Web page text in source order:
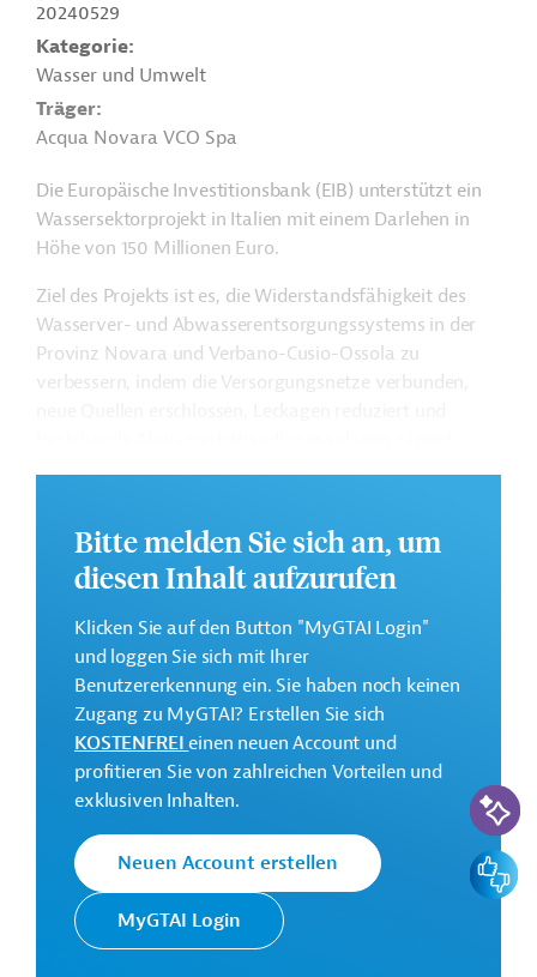
20240529
Kategorie
Wasser und Umwelt
Träger
Acqua Novara VCO Spa
Die Europäische Investitionsbank (EIB) unterstützt ein
Wassersektorprojekt in Italien mit einem Darlehen in
Höhe von 150 Millionen Euro.
Ziel des Projekts ist es, die Widerstandsfähigkeit des
Wasserver- und Abwasserentsorgungssystems in der
Provinz Novara und Verbano-Cusio-Ossola zu
verbessern, indem die Versorgungsnetze verbunden,
werden.
Sie auf derWebseite der EIB
.
GTAI informiert über dieEIB: Schwerpunkte, Regularien
Gesamtkosten:
300 Millionen Euro (voraussichtlich)
Geberbeitrag:
150 Millionen Euro (voraussichtlich; Darlehen)
Kontaktadressen
Bitte melden Sie sich an, um
diesen Inhalt aufzurufen
Klicken Sie auf den Button "MyGTAI Login"
und loggen Sie sich mit Ihrer
Benutzererkennung ein. Sie haben noch keinen
Zugang zu MyGTAI? Erstellen Sie sich
KOSTENFREIeinen neuen Account und
profitieren Sie von zahlreichen Vorteilen und
exklusiven Inhalten.
Neuen Account erstellen
MyGTAI Login
KI-